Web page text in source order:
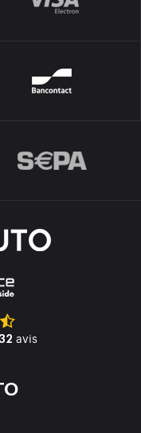
avis